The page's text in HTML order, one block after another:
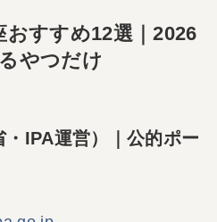
すすめ12選｜2026
やつだけ
IPA運営）｜公的ポー